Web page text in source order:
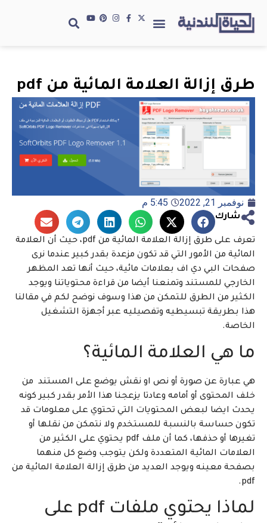
طرق إزالة العلامة المائية من pdf
نوفمبر 21, 2022 5:45 م
شارك
تعرف على طرق إزالة العلامة المائية من pdf، حيث أن العلامة
المائية من الأمور التي قد تكون مزعدة بقدر كبير عندما نرى
صفحات البي دي اف بعلامات مائية، حيث أنها تعد المظهر
الخارجي للمستند وتمنعنا أيضا من قراءة محتوياتنا ويوجد
الكثير من الطرق للتمكن من هذا وسوف نوضح لكم في مقالنا
هذا بطريقة تبسيطيه وتفصيليه عبر أجهزة التشغيل
الخاصة.
ما هي العلامة المائية؟
هي عبارة عن صورة أو نص او نقش يوضع على المستند من
خلف المحتوى أو أمامه وعادتا يزعجنا هذا الأمر بقدر كبير كونه
يحدث ايضا لبعض المحتويات التي تحتوي على معلومات قد
تكون حساسة بالنسبة للمستخدم ولا نتمكن من نقلها أو
تغيرها أو حذفها، كما أن ملف pdf يحتوي على الكثير من
العلامات المائية المتعددة ولكن يتوجب وضع كل منهما
بصفحة معينه ويوجد العديد من طرق إزالة العلامة المائية من
pdf.
لماذا يحتوي ملفات pdf على